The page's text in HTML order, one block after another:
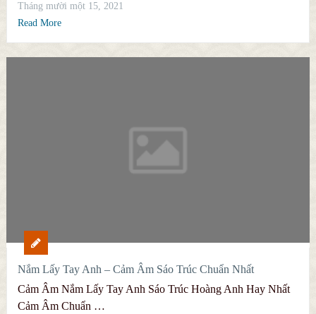
Tháng mười một 15, 2021
Read More
Nắm Lấy Tay Anh – Cảm Âm Sáo Trúc Chuẩn Nhất
Cảm Âm Nắm Lấy Tay Anh Sáo Trúc Hoàng Anh Hay Nhất
Cảm Âm Chuẩn …